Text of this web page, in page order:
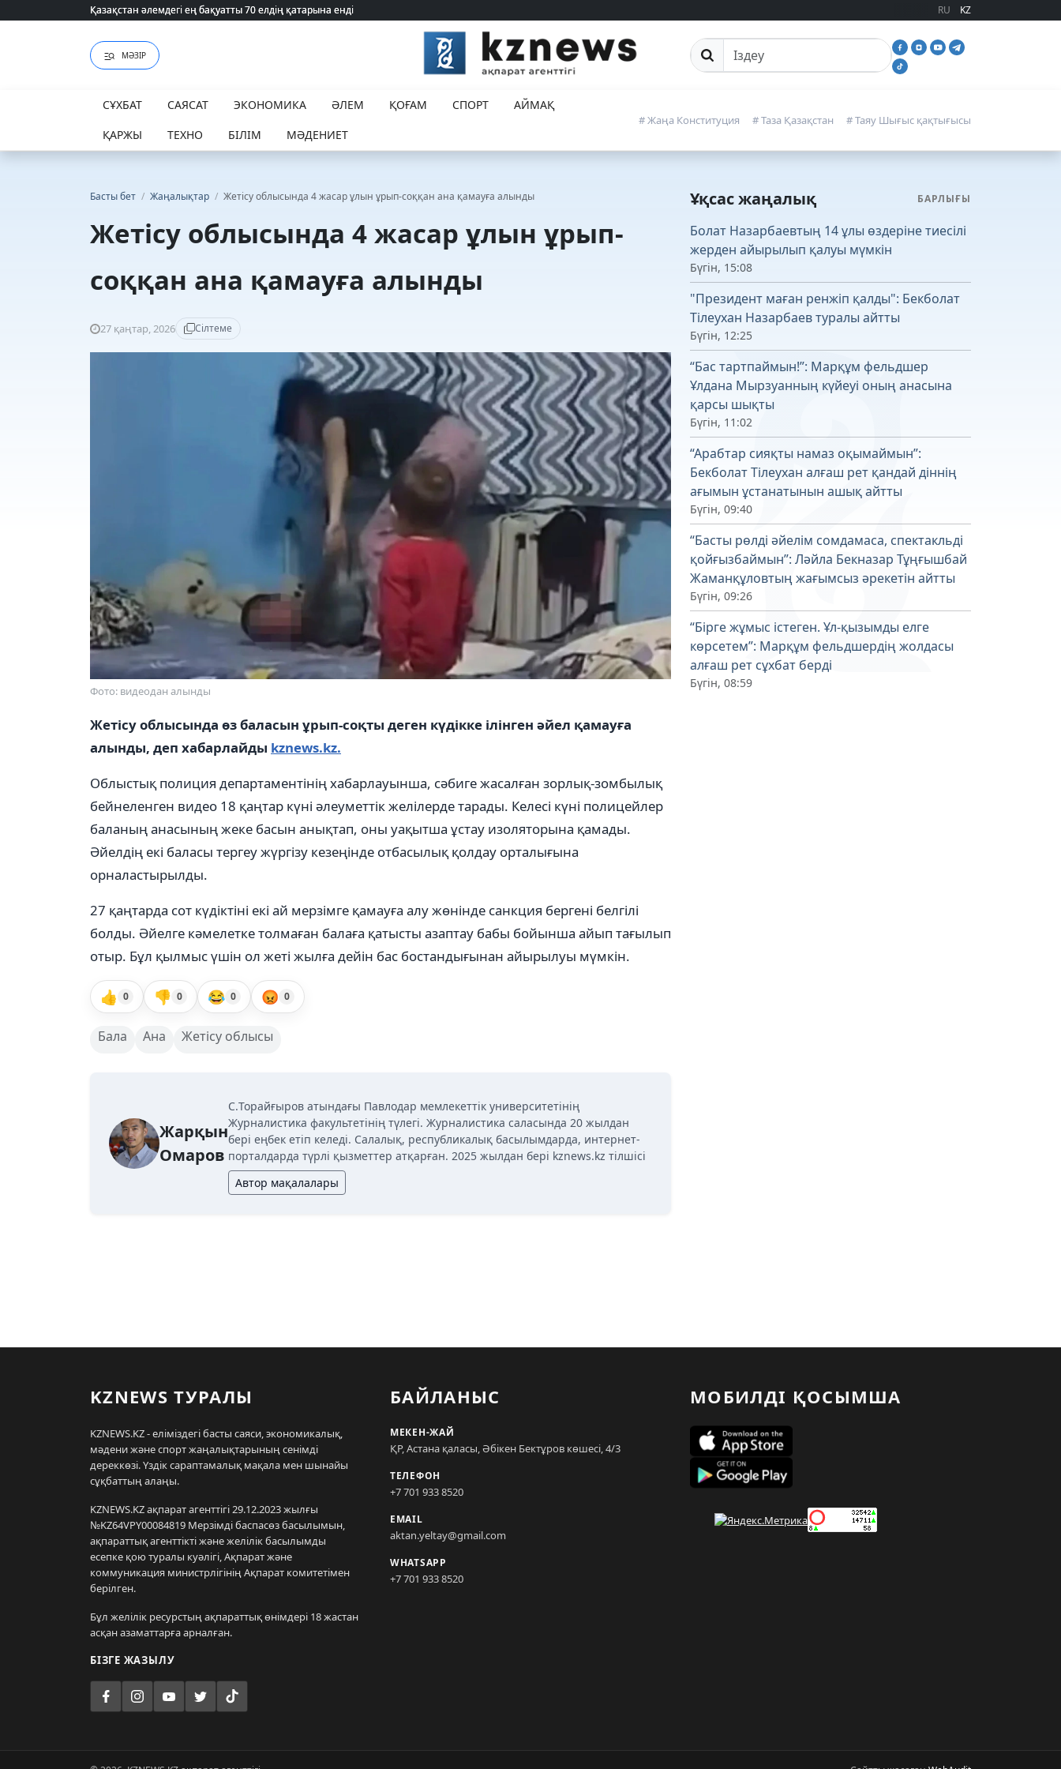
Қазақстан әлемдегі ең бақуатты 70 елдің қатарына енді
Қазақстан әлемдегі ең бақуатты 70 елдің қатарына енді RU KZ
МӘЗІР Сайттан іздеу
СҰХБАТ САЯСАТ ЭКОНОМИКА ӘЛЕМ ҚОҒАМ СПОРТ
АЙМАҚ
ҚАРЖЫ
ТЕХНО БІЛІМ МӘДЕНИЕТ
# Жаңа Конституция # Таза Қазақстан # Таяу Шығыс қақтығысы
Басты бет / Жаңалықтар / Жетісу облысында 4 жасар ұлын ұрып-соққан ана қамауға алынды
Жетісу облысында 4 жасар ұлын ұрып-
соққан ана қамауға алынды
27 қаңтар, 2026 Сілтеме
Фото: видеодан алынды
Жетісу облысында өз баласын ұрып-соқты деген күдікке ілінген әйел қамауға
алынды, деп хабарлайды kznews.kz.
Облыстық полиция департаментінің хабарлауынша, сәбиге жасалған зорлық-зомбылық
бейнеленген видео 18 қаңтар күні әлеуметтік желілерде тарады. Келесі күні полицейлер
баланың анасының жеке басын анықтап, оны уақытша ұстау изоляторына қамады.
Әйелдің екі баласы тергеу жүргізу кезеңінде отбасылық қолдау орталығына
орналастырылды.
27 қаңтарда сот күдіктіні екі ай мерзімге қамауға алу жөнінде санкция бергені белгілі
болды. Әйелге кәмелетке толмаған балаға қатысты азаптау бабы бойынша айып тағылып
отыр. Бұл қылмыс үшін ол жеті жылға дейін бас бостандығынан айырылуы мүмкін.
👍 0 👎 0 😂 0 😡 0
Бала Ана Жетісу облысы
Жарқын
Омаров
C.Торайғыров атындағы Павлодар мемлекеттік университетінің
Журналистика факультетінің түлегі. Журналистика саласында 20 жылдан
бері еңбек етіп келеді. Салалық, республикалық басылымдарда, интернет-
порталдарда түрлі қызметтер атқарған. 2025 жылдан бері kznews.kz тілшісі
Автор мақалалары
Ұқсас жаңалық БАРЛЫҒЫ
Болат Назарбаевтың 14 ұлы өздеріне тиесілі
жерден айырылып қалуы мүмкін
Бүгін, 15:08
"Президент маған ренжіп қалды": Бекболат
Тілеухан Назарбаев туралы айтты
Бүгін, 12:25
“Бас тартпаймын!”: Марқұм фельдшер
Ұлдана Мырзуанның күйеуі оның анасына
қарсы шықты
Бүгін, 11:02
“Арабтар сияқты намаз оқымаймын”:
Бекболат Тілеухан алғаш рет қандай діннің
ағымын ұстанатынын ашық айтты
Бүгін, 09:40
“Басты рөлді әйелім сомдамаса, спектакльді
қойғызбаймын”: Ләйла Бекназар Тұңғышбай
Жаманқұловтың жағымсыз әрекетін айтты
Бүгін, 09:26
“Бірге жұмыс істеген. Ұл-қызымды елге
көрсетем”: Марқұм фельдшердің жолдасы
алғаш рет сұхбат берді
Бүгін, 08:59
KZNEWS ТУРАЛЫ
KZNEWS.KZ - еліміздегі басты саяси, экономикалық,
мәдени және спорт жаңалықтарының сенімді
дереккөзі. Үздік сараптамалық мақала мен шынайы
сұқбаттың алаңы.
KZNEWS.KZ ақпарат агенттігі 29.12.2023 жылғы
№KZ64VPY00084819 Мерзімді баспасөз басылымын,
ақпараттық агенттікті және желілік басылымды
есепке қою туралы куәлігі, Ақпарат және
коммуникация министрлігінің Ақпарат комитетімен
берілген.
Бұл желілік ресурстың ақпараттық өнімдері 18 жастан
асқан азаматтарға арналған.
БІЗГЕ ЖАЗЫЛУ
БАЙЛАНЫС
МЕКЕН-ЖАЙ
ҚР, Астана қаласы, Әбікен Бектұров көшесі, 4/3
ТЕЛЕФОН
+7 701 933 8520
EMAIL
aktan.yeltay@gmail.com
WHATSAPP
+7 701 933 8520
МОБИЛДІ ҚОСЫМША